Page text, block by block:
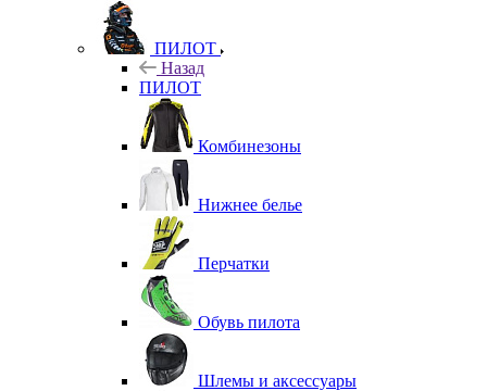
ПИЛОТ
Назад
ПИЛОТ
Комбинезоны
Нижнее белье
Перчатки
Обувь пилота
Шлемы и аксессуары